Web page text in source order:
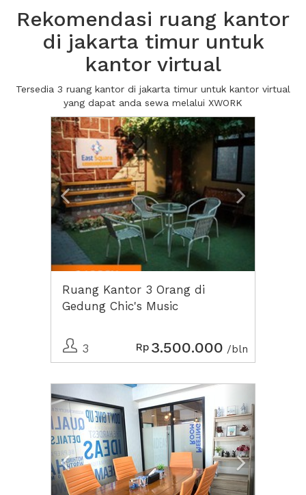
Rekomendasi ruang kantor
di jakarta timur untuk
kantor virtual
Tersedia 3 ruang kantor di jakarta timur untuk kantor virtual
yang dapat anda sewa melalui XWORK
Previous Next2
Ruang Kantor 3 Orang di
Gedung Chic's Music
3 Rp 3.500.000 /bln
Previous